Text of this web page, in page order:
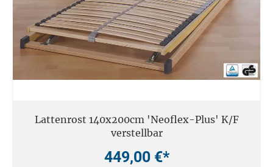
Lattenrost 140x200cm 'Neoflex-Plus' K/F
verstellbar
449,00 €*